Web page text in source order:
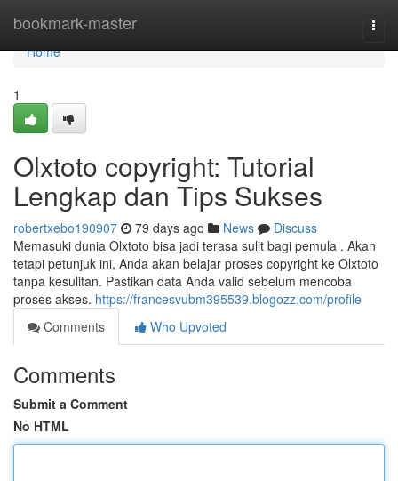
bookmark-master
Home
Home
1
Olxtoto copyright: Tutorial
Lengkap dan Tips Sukses
robertxebo190907 79 days ago News
Discuss
Memasuki dunia Olxtoto bisa jadi terasa sulit bagi pemula . Akan
tetapi petunjuk ini, Anda akan belajar proses copyright ke Olxtoto
tanpa kesulitan. Pastikan data Anda valid sebelum mencoba
proses akses. https://francesvubm395539.blogozz.com/profile
Comments
Who Upvoted
Comments
Submit a Comment
No HTML